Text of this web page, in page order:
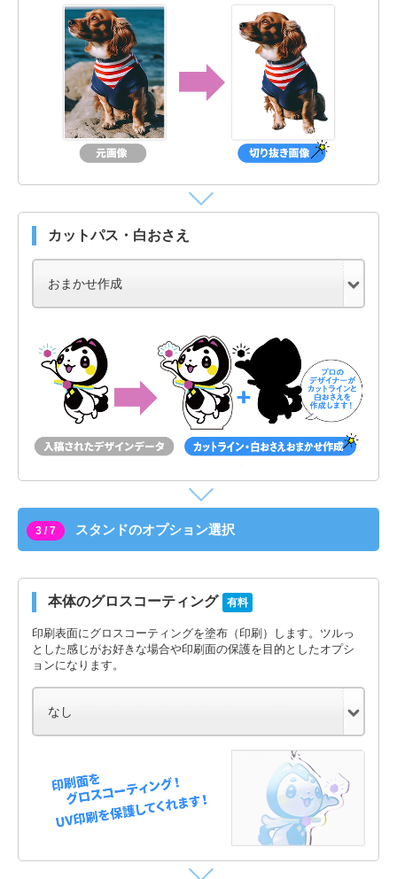
カットパス・白おさえ
3 / 7 スタンドのオプション選択
本体のグロスコーティング 有料
印刷表面にグロスコーティングを塗布（印刷）します。ツルっ
とした感じがお好きな場合や印刷面の保護を目的としたオプシ
ョンになります。